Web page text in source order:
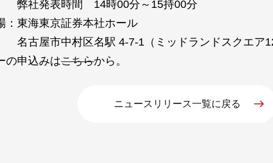
表時間 14時00分～15持00分
東海東京証券本社ホール
市中村区名駅 4-7-1（ミッドランドスクエア
の申込みはこちらから。
ニュースリリース一覧に戻る